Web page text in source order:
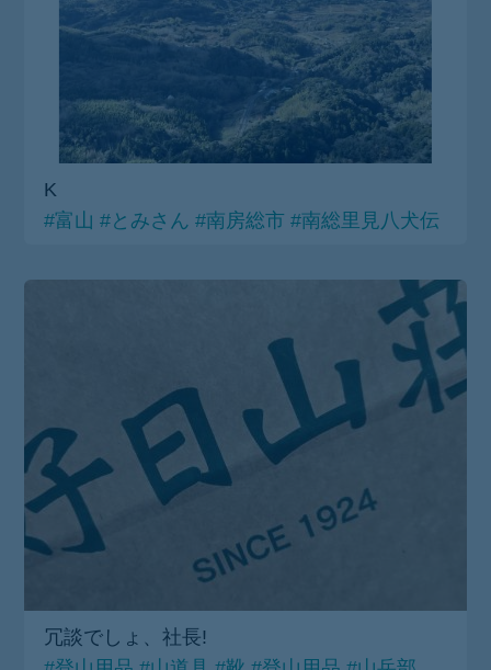
K
#富山 #とみさん #南房総市 #南総里見八犬伝
冗談でしょ、社長!